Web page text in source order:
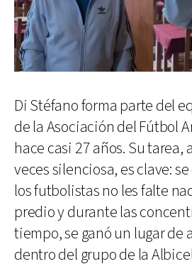
Di Stéfano forma parte del
de la Asociación del Fútbol
hace casi 27 años. Su
veces silenciosa, es clave:
los futbolistas no les falte
predio y durante las
tiempo, se ganó un lugar de
dentro del grupo de la